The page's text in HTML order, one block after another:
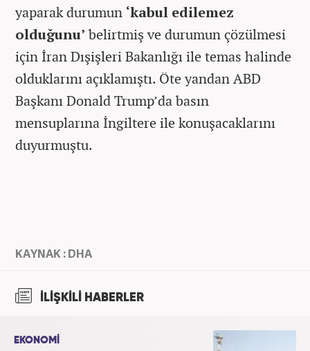
yaparak durumun ‘kabul edilemez
olduğunu’ belirtmiş ve durumun çözülmesi
için İran Dışişleri Bakanlığı ile temas halinde
olduklarını açıklamıştı. Öte yandan ABD
Başkanı Donald Trump’da basın
mensuplarına İngiltere ile konuşacaklarını
duyurmuştu.
KAYNAK : DHA
İLİŞKİLİ HABERLER
EKONOMİ